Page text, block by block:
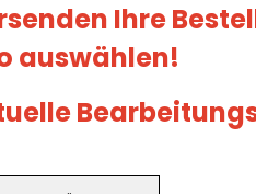
Ihre
auswählen!